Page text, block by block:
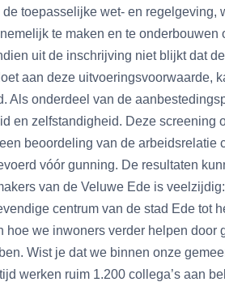
toepasselijke wet- en regelgeving,
te maken en te
uit de inschrijving niet blijkt dat
aan deze uitvoeringsvoorwaarde,
Als onderdeel van de
en zelfstandigheid. Deze screening
beoordeling van de arbeidsrelatie
vóór gunning. De resultaten
van de Veluwe Ede is
centrum van de stad Ede tot
hoe we inwoners verder helpen door
Wist je dat we binnen onze
werken ruim 1.200 collega’s aan